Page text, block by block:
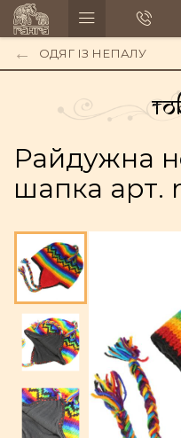
ОДЯГ ІЗ НЕПАЛУ
Райдужна
шапка арт.